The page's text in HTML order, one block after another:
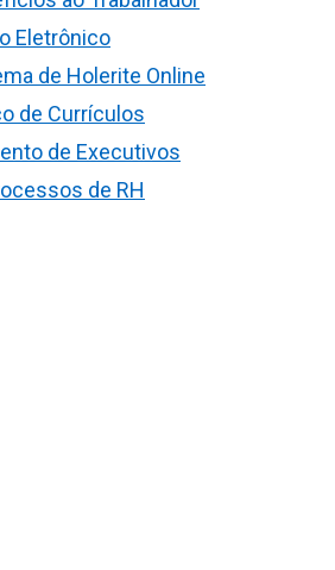
Eletrônico
de Holerite Online
de Currículos
de Executivos
de RH